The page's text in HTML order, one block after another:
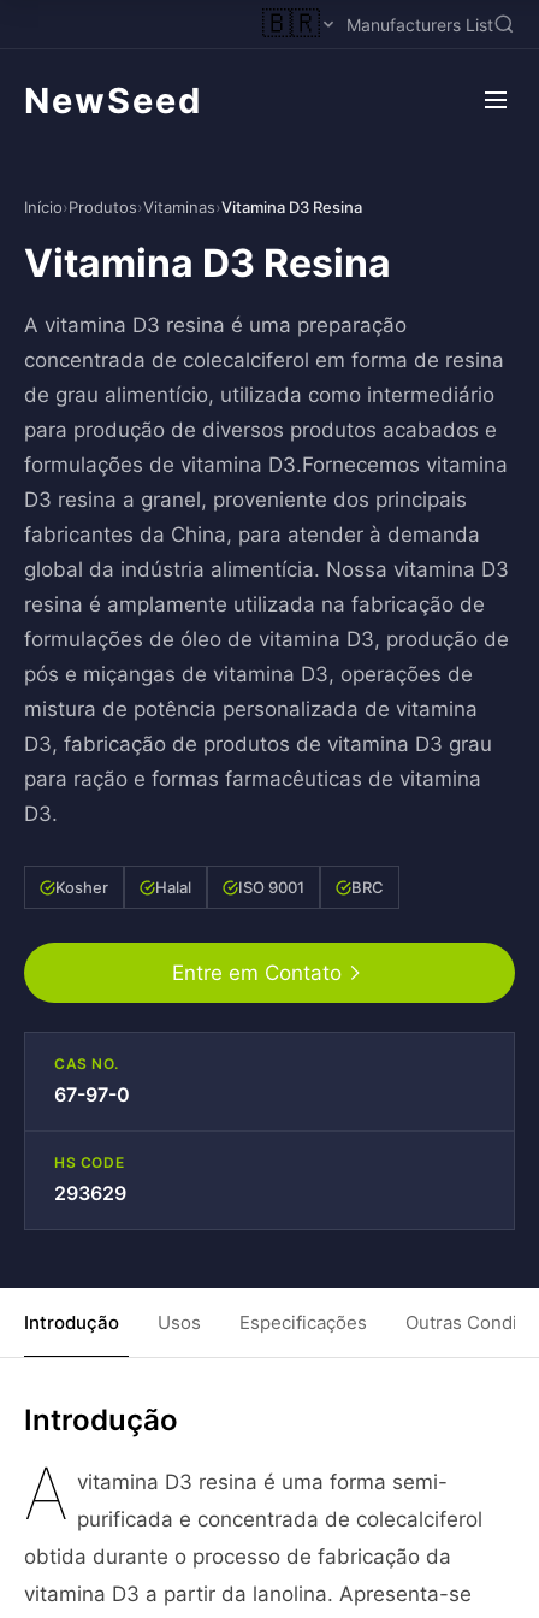
🇧🇷 Manufacturers List
NewSeed
Início›Produtos›Vitaminas›Vitamina D3 Resina
Vitamina D3 Resina
A vitamina D3 resina é uma preparação
concentrada de colecalciferol em forma de resina
de grau alimentício, utilizada como intermediário
para produção de diversos produtos acabados e
formulações de vitamina D3.Fornecemos vitamina
D3 resina a granel, proveniente dos principais
fabricantes da China, para atender à demanda
global da indústria alimentícia. Nossa vitamina D3
resina é amplamente utilizada na fabricação de
formulações de óleo de vitamina D3, produção de
pós e miçangas de vitamina D3, operações de
mistura de potência personalizada de vitamina
D3, fabricação de produtos de vitamina D3 grau
para ração e formas farmacêuticas de vitamina
D3.
Kosher Halal ISO 9001 BRC
Entre em Contato
CAS NO.
67-97-0
HS CODE
293629
Introdução Usos Especificações Outras
Introdução
A vitamina D3 resina é uma forma semi-
purificada e concentrada de colecalciferol
obtida durante o processo de fabricação da
vitamina D3 a partir da lanolina. Apresenta-se